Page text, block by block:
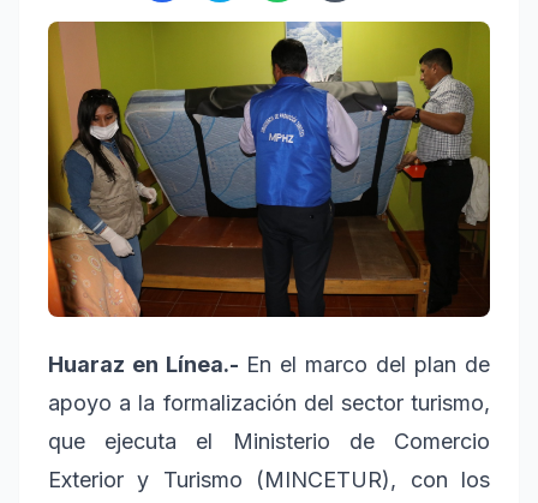
Huaraz en Línea.- En el marco del plan de
apoyo a la formalización del sector turismo,
que ejecuta el Ministerio de Comercio
Exterior y Turismo (MINCETUR), con los